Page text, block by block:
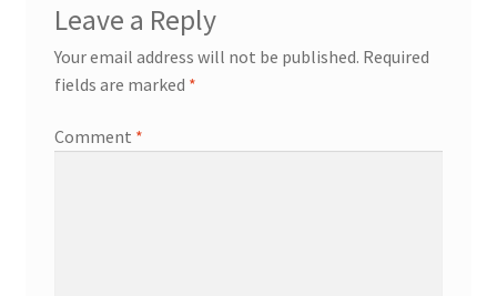
Leave a Reply
Your email address will not be published. Required
fields are marked *
Comment *